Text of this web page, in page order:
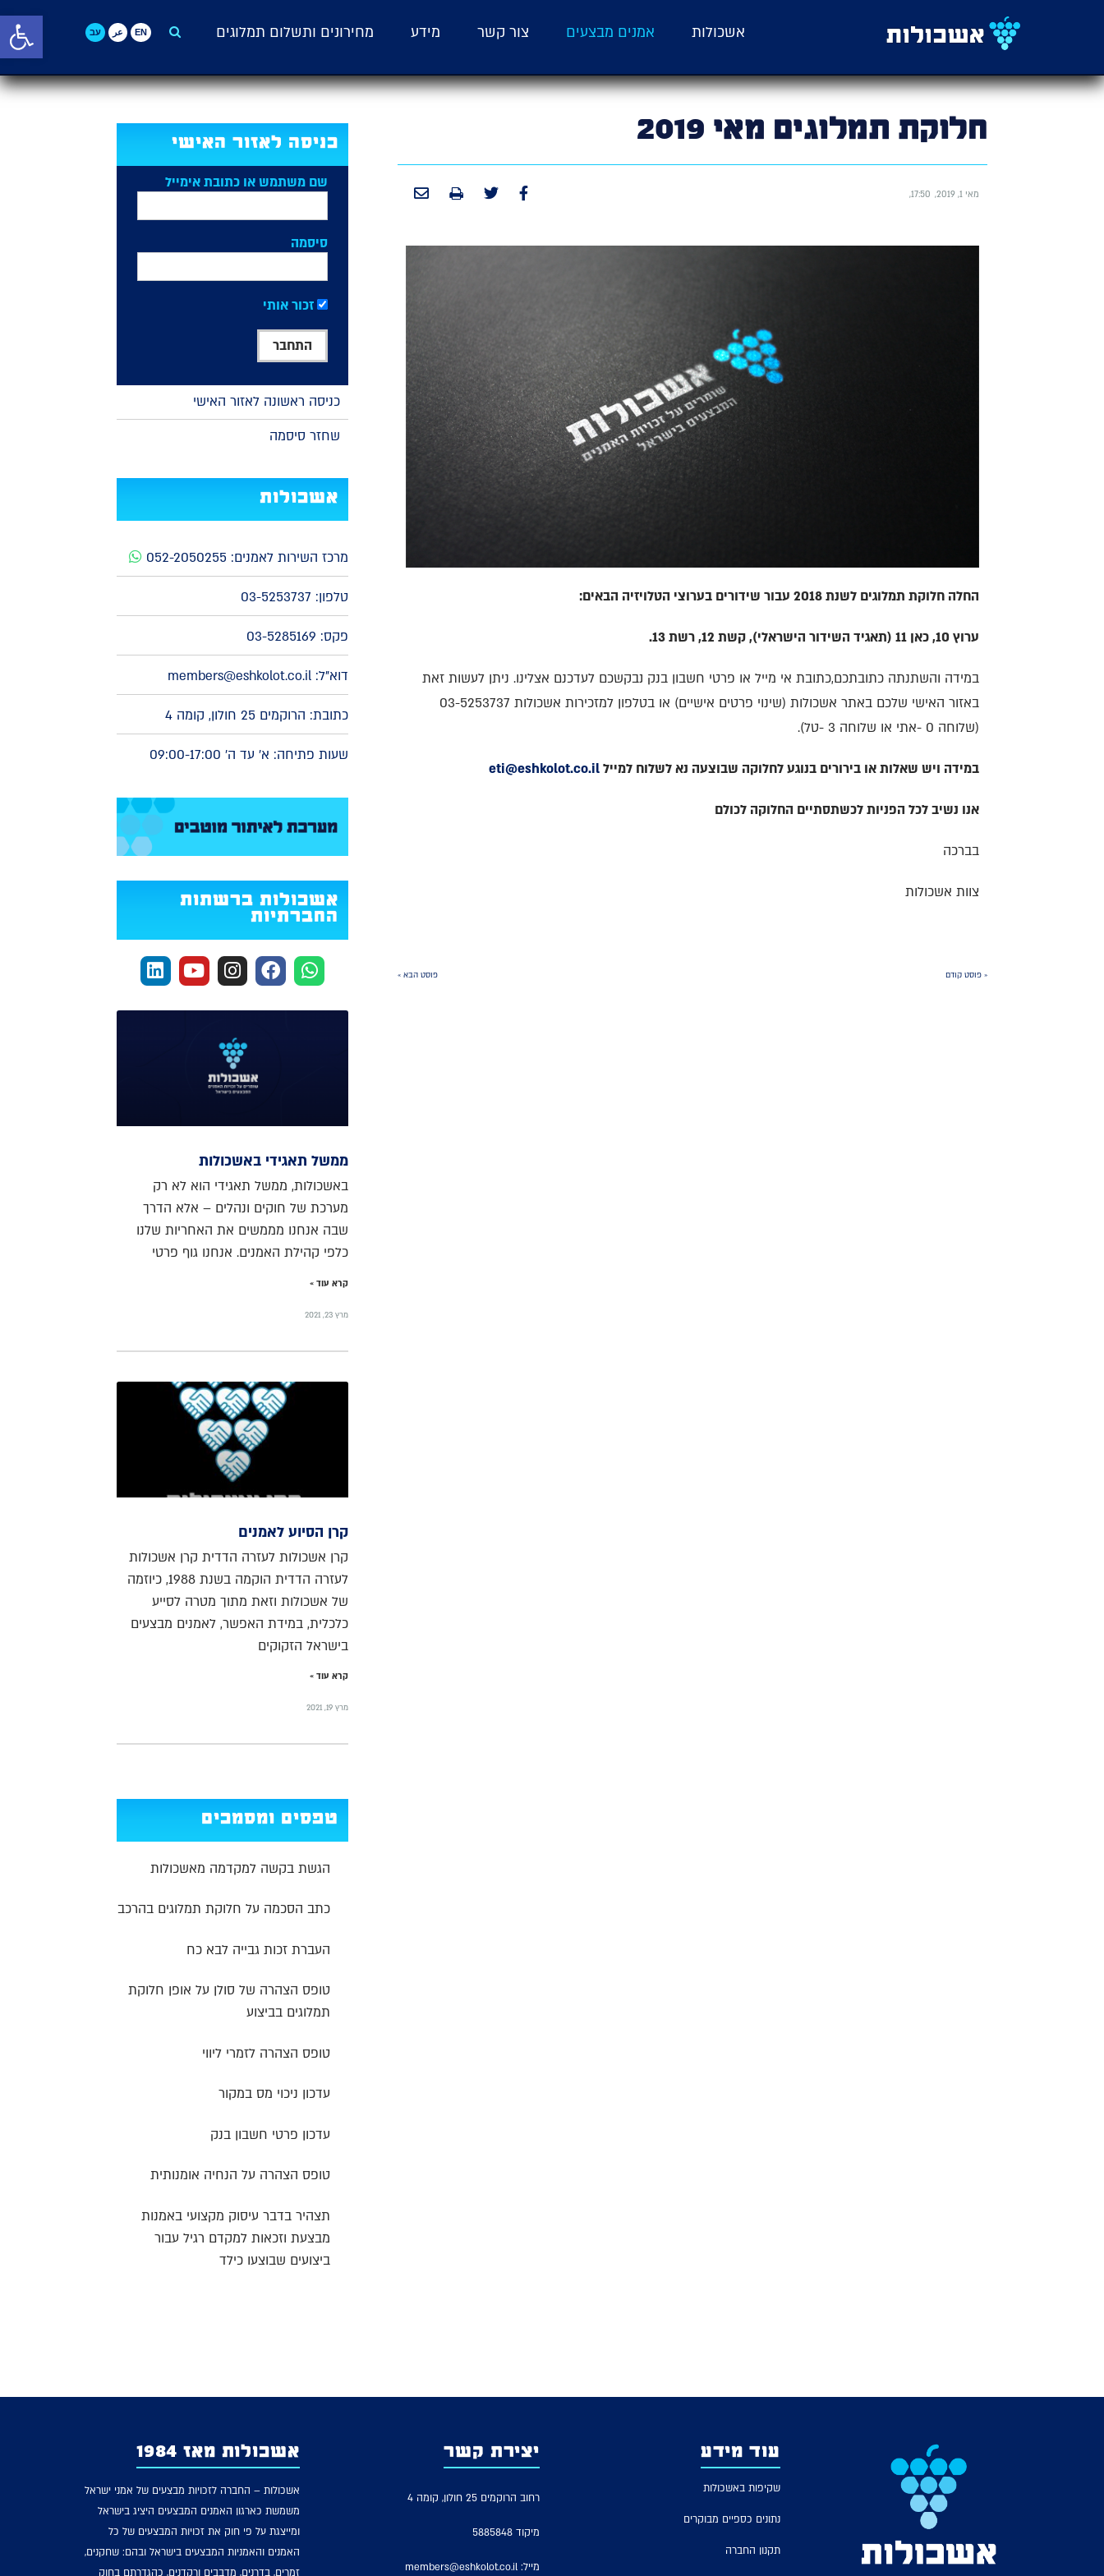
פתח אשכולות אמנים מבצעים צור קשר מידע מחירונים ותשלום תמלוגים English>العربية>עברית>
חלוקת תמלוגים מאי 2019
מאי 1, 2019 17:50
החלה חלוקת תמלוגים לשנת 2018 עבור שידורים בערוצי הטלויזיה הבאים:
ערוץ 10, כאן 11 (תאגיד השידור הישראלי), קשת 12, רשת 13.
במידה והשתנתה כתובתכם,כתובת אי מייל או פרטי חשבון בנק נבקשכם לעדכנם אצלינו. ניתן לעשות זאת
באזור האישי שלכם באתר אשכולות (שינוי פרטים אישיים) או בטלפון למזכירות אשכולות 03-5253737
(שלוחה 0 -אתי או שלוחה 3 -טל).
במידה ויש שאלות או בירורים בנוגע לחלוקה שבוצעה נא לשלוח למיילeti@eshkolot.co.il
אנו נשיב לכל הפניות לכשתסתיים החלוקה לכולם
בברכה
צוות אשכולות
« פוסט קודם פוסט הבא »
כניסה לאזור האישי
שם משתמש או כתובת אימייל
סיסמה
זכור אותי
כניסה ראשונה לאזור האישי
שחזר סיסמה
אשכולות
מרכז השירות לאמנים: 052-2050255
טלפון: 03-5253737
פקס: 03-5285169
דוא"ל: members@eshkolot.co.il
כתובת: הרוקמים 25 חולון, קומה 4
שעות פתיחה: א' עד ה' 09:00-17:00
אשכולות ברשתות
החברתיות
ממשל תאגידי באשכולות
באשכולות, ממשל תאגידי הוא לא רק
מערכת של חוקים ונהלים – אלא הדרך
שבה אנחנו מממשים את האחריות שלנו
כלפי קהילת האמנים. אנחנו גוף פרטי
קרא עוד »
מרץ 23, 2021
קרן הסיוע לאמנים
קרן אשכולות לעזרה הדדית קרן אשכולות
לעזרה הדדית הוקמה בשנת 1988, כיוזמה
של אשכולות וזאת מתוך מטרה לסייע
כלכלית, במידת האפשר, לאמנים מבצעים
בישראל הזקוקים
קרא עוד »
מרץ 19, 2021
טפסים ומסמכים
הגשת בקשה למקדמה מאשכולות
כתב הסכמה על חלוקת תמלוגים בהרכב
העברת זכות גבייה לבא כח
טופס הצהרה של סולן על אופן חלוקת
תמלוגים בביצוע
טופס הצהרה לזמרי ליווי
עדכון ניכוי מס במקור
עדכון פרטי חשבון בנק
טופס הצהרה על הנחיה אומנותית
תצהיר בדבר עיסוק מקצועי באמנות
מבצעת וזכאות למקדם רגיל עבור
ביצועים שבוצעו כילד
עוד מידע
שקיפות באשכולות
נתונים כספיים מבוקרים
תקנון החברה
יצירת קשר
רחוב הרוקמים 25 חולון, קומה 4
מיקוד 5885848
מייל: members@eshkolot.co.il
אשכולות מאז 1984
אשכולות – החברה לזכויות מבצעים של אמני ישראל
משמשת כארגון האמנים המבצעים היציג בישראל
ומייצגת על פי חוק את זכויות המבצעים של כל
האמנים והאמניות המבצעים בישראל ובהם: שחקנים,
זמרים, בדרנים, מדבבים ורקדנים, כהגדרתם בחוק